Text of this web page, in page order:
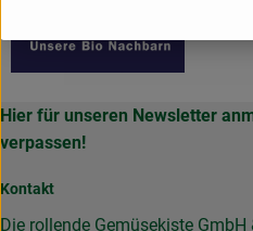
Hier für unseren Newsletter
verpassen!
Kontakt
Die rollende Gemüsekiste GmbH